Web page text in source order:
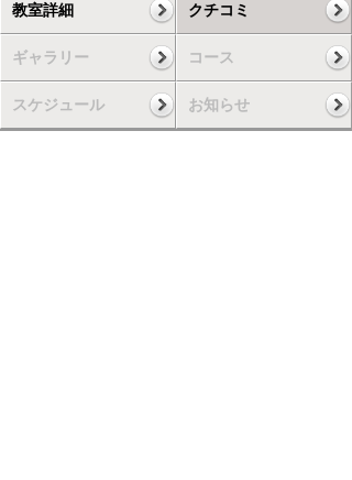
教室詳細 クチコミ
ギャラリー コース
スケジュール お知らせ